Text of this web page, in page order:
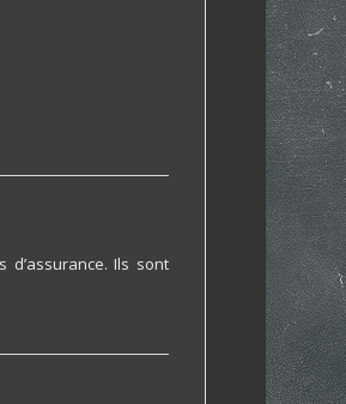
d’assurance. Ils sont